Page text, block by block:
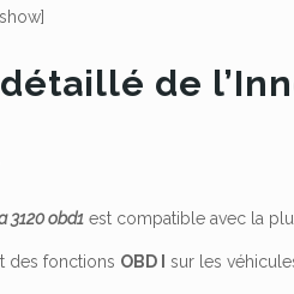
de
3120 obd1 est compatible avec la
des fonctions OBD I sur les